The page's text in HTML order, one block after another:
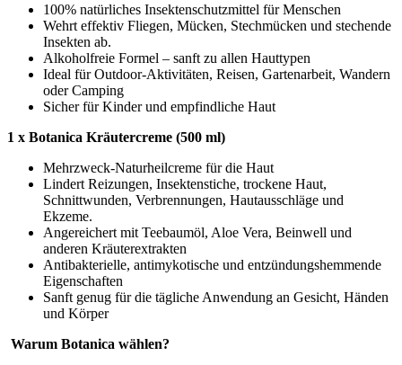
100% natürliches Insektenschutzmittel für Menschen
Wehrt effektiv Fliegen, Mücken, Stechmücken und stechende
Insekten ab.
Alkoholfreie Formel – sanft zu allen Hauttypen
Ideal für Outdoor-Aktivitäten, Reisen, Gartenarbeit, Wandern
oder Camping
Sicher für Kinder und empfindliche Haut
1 x Botanica Kräutercreme (500 ml)
Mehrzweck-Naturheilcreme für die Haut
Lindert Reizungen, Insektenstiche, trockene Haut,
Schnittwunden, Verbrennungen, Hautausschläge und
Ekzeme.
Angereichert mit Teebaumöl, Aloe Vera, Beinwell und
anderen Kräuterextrakten
Antibakterielle, antimykotische und entzündungshemmende
Eigenschaften
Sanft genug für die tägliche Anwendung an Gesicht, Händen
und Körper
Warum Botanica wählen?